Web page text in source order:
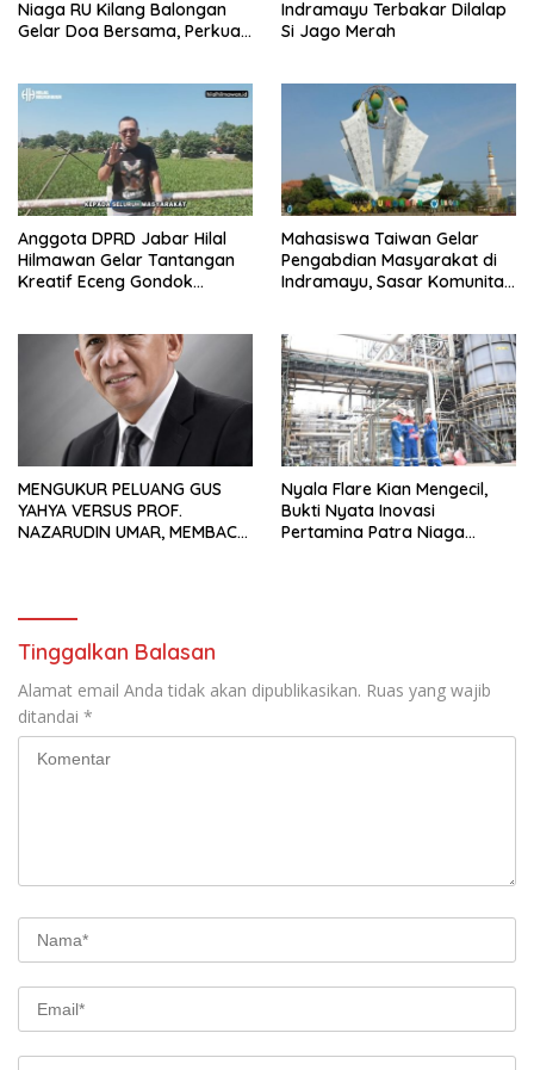
Niaga RU Kilang Balongan
Gelar Doa Bersama, Perkuat
Indramayu Terbakar Dilalap
Si Jago Merah
Anggota DPRD Jabar Hilal
Hilmawan Gelar Tantangan
Kreatif Eceng Gondok
Mahasiswa Taiwan Gelar
Pengabdian Masyarakat di
Indramayu, Sasar Komunitas
MENGUKUR PELUANG GUS
YAHYA VERSUS PROF.
NAZARUDIN UMAR, MEMBACA
Nyala Flare Kian Mengecil,
Bukti Nyata Inovasi
Pertamina Patra Niaga
Tinggalkan Balasan
Alamat email Anda tidak akan dipublikasikan. Ruas yang wajib
ditandai *